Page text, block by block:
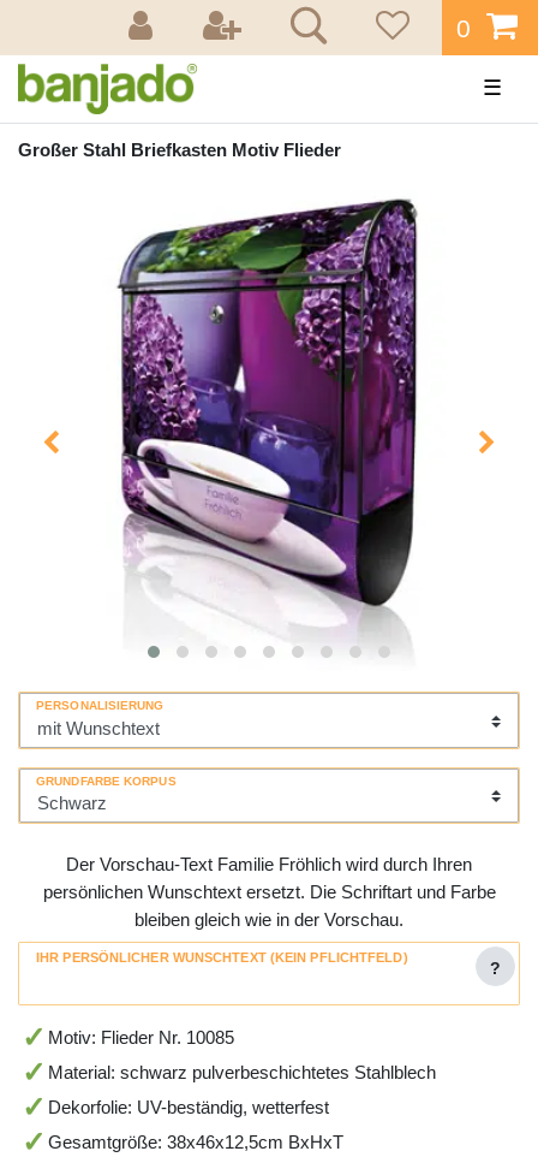
0
☰
Großer Stahl Briefkasten Motiv Flieder
PERSONALISIERUNG
GRUNDFARBE KORPUS
Der Vorschau-Text Familie Fröhlich wird durch Ihren
persönlichen Wunschtext ersetzt. Die Schriftart und Farbe
bleiben gleich wie in der Vorschau.
IHR PERSÖNLICHER WUNSCHTEXT (KEIN PFLICHTFELD)
?
Motiv: Flieder Nr. 10085
Material: schwarz pulverbeschichtetes Stahlblech
Dekorfolie: UV-beständig, wetterfest
Gesamtgröße: 38x46x12,5cm BxHxT